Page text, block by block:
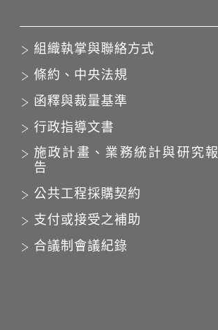
組織執掌與聯絡方式
條約、中央法規
函釋與裁量基準
行政指導文書
施政計畫、業務統計與研究報
告
公共工程採購契約
支付或接受之補助
合議制會議紀錄